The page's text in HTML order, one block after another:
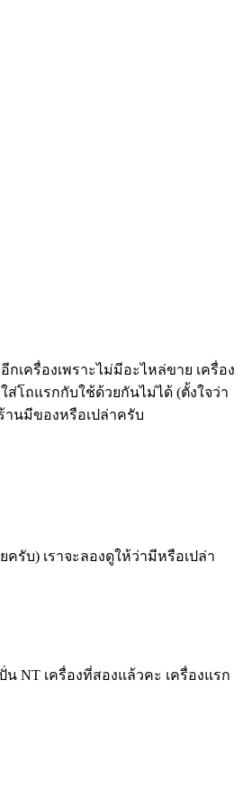
เครื่องเพราะไม่มีอะไหล่ขาย เครื่อง
ส่โถแรกกับใช้ด้วยกันไม่ได้ (ตั้งใจว่า
านมีของหรือเปล่าครับ
รับ) เราจะลองดูให้ว่ามีหรือเปล่า
NT เครื่องที่สองแล้วคะ เครื่องแรก